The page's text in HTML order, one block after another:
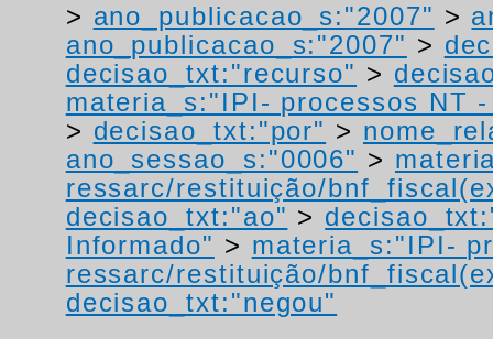
> ano_publicacao_s:"2007" >
ano_publicacao_s:"2007" >
decisao_txt:"recurso" >
materia_s:"IPI- processos NT
> decisao_txt:"por" >
ano_sessao_s:"0006" >
ressarc/restituição/
decisao_txt:"ao" >
Informado" > materia_s:"IPI-
ressarc/restituição/
decisao_txt:"negou"